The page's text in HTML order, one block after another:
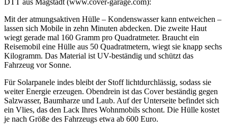
DTT aus Magstadt (www.cover-garage.com):
Mit der atmungsaktiven Hülle – Kondenswasser kann entweichen –
lassen sich Mobile in zehn Minuten abdecken. Die zweite Haut
wiegt gerade mal 160 Gramm pro Quadratmeter. Braucht ein
Reisemobil eine Hülle aus 50 Quadratmetern, wiegt sie knapp sechs
Kilogramm. Das Material ist UV-beständig und schützt das
Fahrzeug vor Sonne.
Für Solarpanele indes bleibt der Stoff lichtdurchlässig, sodass sie
weiter Energie erzeugen. Obendrein ist das Cover beständig gegen
Salzwasser, Baumharze und Laub. Auf der Unterseite befindet sich
ein Vlies, das den Lack Ihres Wohnmobils schont. Die Hülle kostet
je nach Größe des Fahrzeugs etwa ab 600 Euro.